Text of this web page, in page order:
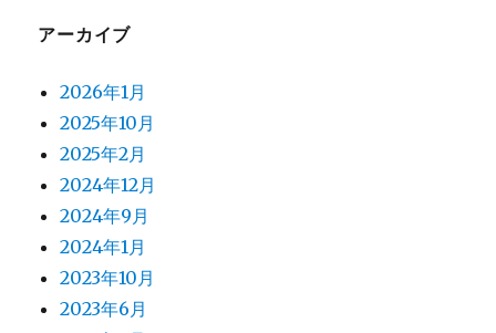
アーカイブ
2026年1月
2025年10月
2025年2月
2024年12月
2024年9月
2024年1月
2023年10月
2023年6月